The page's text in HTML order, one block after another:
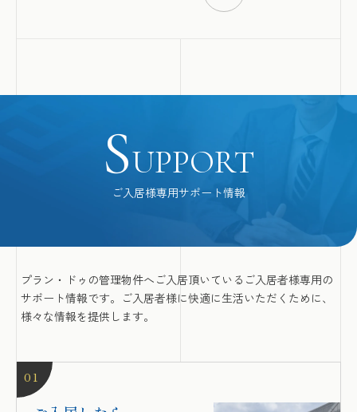
SUPPORT
ご入居様専用サポート情報
プラン・ドゥの管理物件へご入居頂いているご入居者様専用の
サポート情報です。ご入居者様に快適に生活いただくために、
様々な情報を提供します。
01